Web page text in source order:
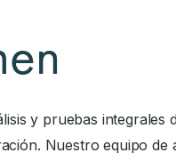
y pruebas integrales
Nuestro equipo de